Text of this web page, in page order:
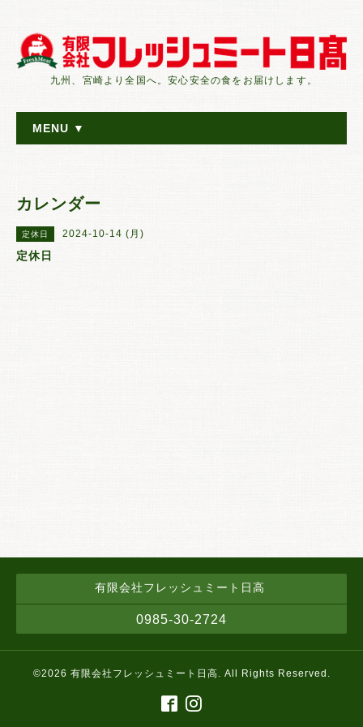
九州、宮崎より全国へ。安心安全の食をお届けします。
MENU ▼
カレンダー
定休日 2024-10-14 (月)
定休日
有限会社フレッシュミート日高
0985-30-2724
©2026 有限会社フレッシュミート日高. All Rights Reserved.